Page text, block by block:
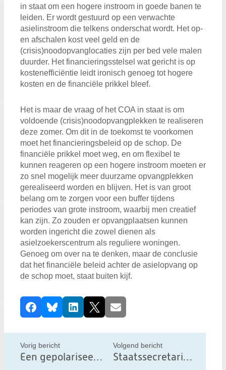
in staat om een hogere instroom in goede banen te
leiden. Er wordt gestuurd op een verwachte
asielinstroom die telkens onderschat wordt. Het op-
en afschalen kost veel geld en de
(crisis)noodopvanglocaties zijn per bed vele malen
duurder. Het financieringsstelsel wat gericht is op
kostenefficiëntie leidt ironisch genoeg tot hogere
kosten en de financiële prikkel bleef.
Het is maar de vraag of het COA in staat is om
voldoende (crisis)noodopvangplekken te realiseren
deze zomer. Om dit in de toekomst te voorkomen
moet het financieringsbeleid op de schop. De
financiële prikkel moet weg, en om flexibel te
kunnen reageren op een hogere instroom moeten er
zo snel mogelijk meer duurzame opvangplekken
gerealiseerd worden en blijven. Het is van groot
belang om te zorgen voor een buffer tijdens
periodes van grote instroom, waarbij men creatief
kan zijn. Zo zouden er opvangplaatsen kunnen
worden ingericht die zowel dienen als
asielzoekerscentrum als reguliere woningen.
Genoeg om over na te denken, maar de conclusie
dat het financiële beleid achter de asielopvang op
de schop moet, staat buiten kijf.
D
e
e
l
d
FacebookBlueskyLinkedIn
X E-mail
Vorig bericht
Een gepolariseerd stikstofdossier: reden tot zorg?
Volgend bericht
Staatssecretaris Van der Burg geeft gehoor aan aanklacht PerspectieF